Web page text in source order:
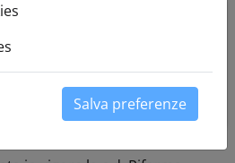
fiscali per le procedure 2025:
presentare la richiesta di
Salva preferenze